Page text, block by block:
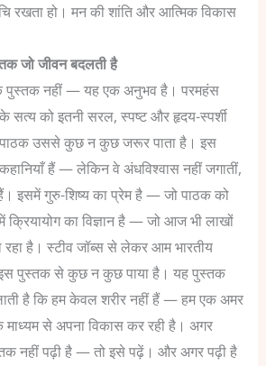
रखता हो। मन की शांति और आत्मिक विकास
जो जीवन बदलती है
पुस्तक नहीं — यह एक अनुभव है। परमहंस
सत्य को इतनी सरल, स्पष्ट और हृदय-स्पर्शी
पाठक उससे कुछ न कुछ जरूर पाता है। इस
हैं — लेकिन वे अंधविश्वास नहीं जगातीं,
हैं। इसमें गुरु-शिष्य का प्रेम है — जो पाठक को
का विज्ञान है — जो आज भी लाखों
है। स्टीव जॉब्स से लेकर आम भारतीय
पुस्तक से कुछ न कुछ पाया है। यह पुस्तक
है कि हम केवल शरीर नहीं हैं — हम एक अमर
से अपना विकास कर रही है। अगर
नहीं पढ़ी है — तो इसे पढ़ें। और अगर पढ़ी है